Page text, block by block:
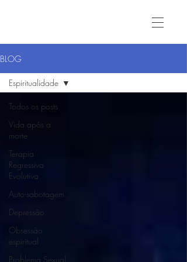
BLOG
Todos os posts
Vida após a
morte
Terapia
Regressiva
Evolutiva
Auto-sabotagem
Depressão
Obsessão
espiritual
Problema Sexual
Espiritualidade